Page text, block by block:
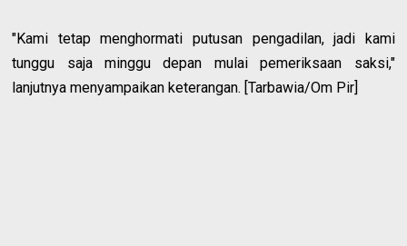
"Kami tetap menghormati putusan pengadilan, jadi kami
tunggu saja minggu depan mulai pemeriksaan saksi,"
lanjutnya menyampaikan keterangan. [Tarbawia/Om Pir]